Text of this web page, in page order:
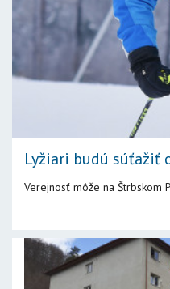
Lyžiari budú súťažiť
Verejnosť môže na